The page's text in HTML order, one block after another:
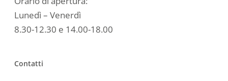
Lunedì – Venerdì
8.30-12.30 e 14.00-18.00
Contatti